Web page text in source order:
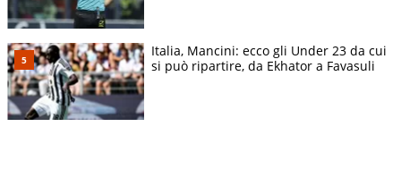
Italia, Mancini: ecco gli Under 23 da cui
si può ripartire, da Ekhator a Favasuli